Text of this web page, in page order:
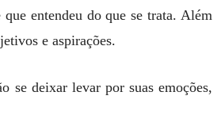
entendeu do que se trata. Além
e aspirações.
se deixar levar por suas emoções,